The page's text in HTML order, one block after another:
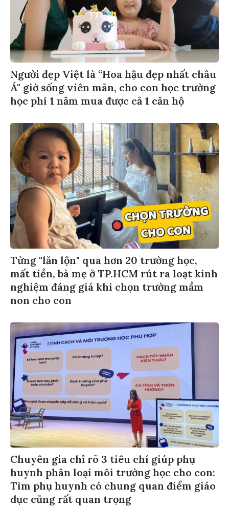
Người đẹp Việt là “Hoa hậu đẹp nhất châu
Á" giờ sống viên mãn, cho con học trường
học phí 1 năm mua được cả 1 căn hộ
Từng "lăn lộn" qua hơn 20 trường học,
mất tiền, bà mẹ ở TP.HCM rút ra loạt kinh
nghiệm đáng giá khi chọn trường mầm
non cho con
Chuyên gia chỉ rõ 3 tiêu chí giúp phụ
huynh phân loại môi trường học cho con:
Tìm phụ huynh có chung quan điểm giáo
dục cũng rất quan trọng